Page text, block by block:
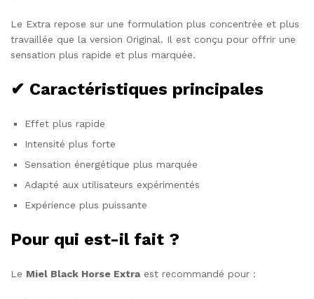
Le Extra repose sur une formulation plus concentrée et plus
travaillée que la version Original. Il est conçu pour offrir une
sensation plus rapide et plus marquée.
✔ Caractéristiques principales
Effet plus rapide
Intensité plus forte
Sensation énergétique plus marquée
Adapté aux utilisateurs expérimentés
Expérience plus puissante
Pour qui est-il fait ?
Le Miel Black Horse Extraest recommandé pour :